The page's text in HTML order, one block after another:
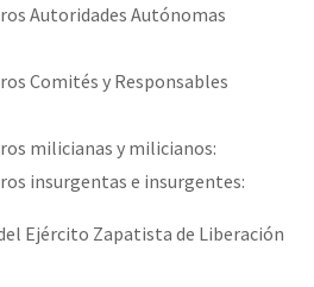
Autoridades Autónomas
Comités y Responsables
milicianas y milicianos:
insurgentas e insurgentes:
Ejército Zapatista de Liberación